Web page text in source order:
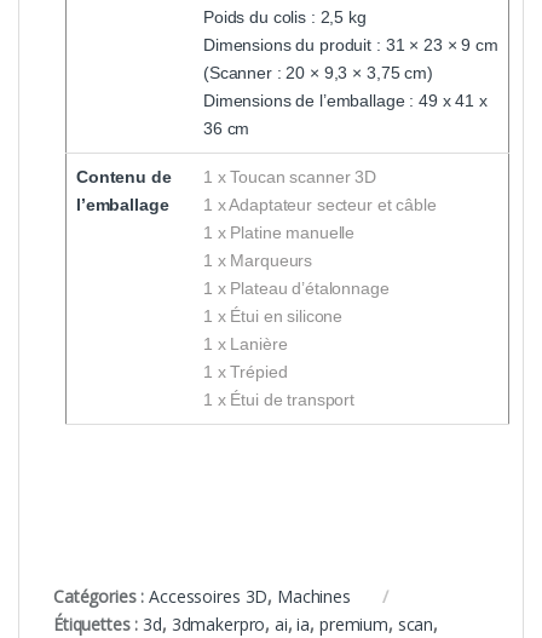
Poids du colis : 2,5 kg
Dimensions du produit : 31 × 23 × 9 cm
(Scanner : 20 × 9,3 × 3,75 cm)
Dimensions de l’emballage : 49 x 41 x
36 cm
Contenu de
l’emballage
1 x Toucan scanner 3D
1 x Adaptateur secteur et câble
1 x Platine manuelle
1 x Marqueurs
1 x Plateau d’étalonnage
1 x Étui en silicone
1 x Lanière
1 x Trépied
1 x Étui de transport
Catégories :Accessoires 3D, Machines
Étiquettes : 3d, 3dmakerpro, ai,ia, premium, scan,